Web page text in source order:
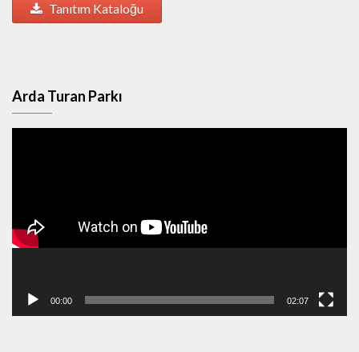
Tanıtım Kataloğu
Arda Turan Parkı
00:00 02:07